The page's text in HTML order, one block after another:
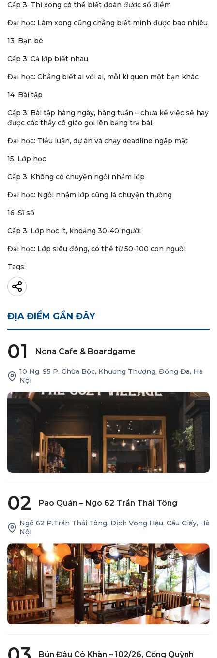
Cấp 3: Thi xong có thể biết đoán được số điểm
Đại học: Làm xong cũng chẳng biết mình được bao nhiêu
13. Bạn bè
Cấp 3: Cả lớp biết nhau
Đại học: Chẳng biết ai với ai, mỗi kì quen một bạn khác
14. Bài tập
Cấp 3: Bài tập hàng ngày, hàng tuần – chưa kể việc sẽ hay
được các thầy cô giáo gọi lên bảng trả bài.
Đại học: Tiểu luận, dự án và chạy deadline ngập mặt
15. Lớp học
Cấp 3: Không có chuyện ngồi nhầm lớp
Đại học: Ngồi nhầm lớp cũng là chuyện thường
16. Sĩ số
Cấp 3: Lớp học ít, khoảng 30-40 người
Đại học: Lớp siêu đông, có thể từ 50-100 con người
Tags:
ĐỊA ĐIỂM GẦN ĐÂY
01 Nona Cafe & Boardgame
10 Ng. 95 P. Chùa Bộc, Khương Thượng, Đống Đa, Hà
Nội
02 Pao Quán – Ngõ 62 Trần Thái Tông
Ngõ 62 P.Trần Thái Tông, Dịch Vọng Hậu, Cầu Giấy, Hà
Nội
Bún Đậu Cô Khàn – 102/26, Cống Quỳnh